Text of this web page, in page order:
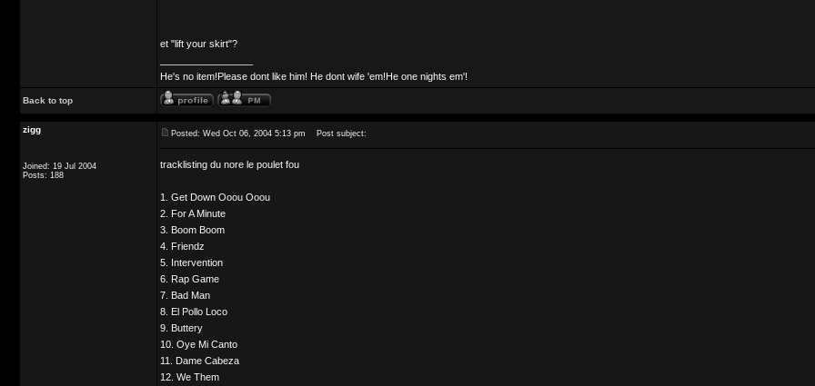
et "lift your skirt"?
He's no item!Please dont like him! He dont wife 'em!He one nights em'!
Back to top
zigg
Joined: 19 Jul 2004
Posts: 188
Posted: Wed Oct 06, 2004 5:13 pm Post subject:
tracklisting du nore le poulet fou
1. Get Down Ooou Ooou
2. For A Minute
3. Boom Boom
4. Friendz
5. Intervention
6. Rap Game
7. Bad Man
8. El Pollo Loco
9. Buttery
10. Oye Mi Canto
11. Dame Cabeza
12. We Them